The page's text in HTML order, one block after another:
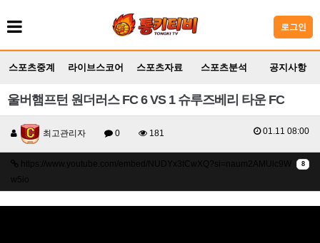
로그인
스포츠중계 라이브스코어 스포츠자료 스포츠분석 공지사항
울버햄프턴 원더러스 FC 6 VS 1 슈루즈베리 타운 FC
최고관리자 0 181 01.11 08:00
8
https://www.youtube.com/embed/NUDYx3tCwXQ?si=naum2AMUlc9W
w5io